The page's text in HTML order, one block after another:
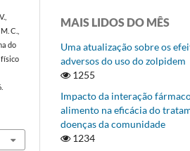
C.,
do
físico
MAIS LIDOS DO MÊS
Uma atualização sobre os
adversos do uso do zolpidem
1255
Impacto da interação
alimento na eficácia do
doenças da comunidade
1234